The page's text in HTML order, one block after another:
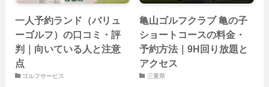
一人予約ランド（バリュ
ーゴルフ）の口コミ・評
判｜向いている人と注意
点
ゴルフサービス
亀山ゴルフクラブ 亀の子
ショートコースの料金・
予約方法｜9H回り放題と
アクセス
三重県